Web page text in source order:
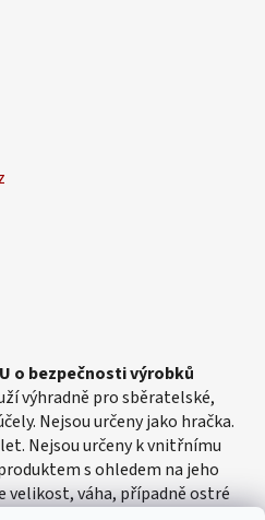
o bezpečnosti výrobků
výhradně pro sběratelské,
Nejsou určeny jako hračka.
Nejsou určeny k vnitřnímu
s ohledem na jeho
velikost, váha, případně ostré